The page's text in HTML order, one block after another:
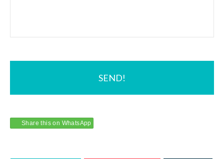
Share this on WhatsApp